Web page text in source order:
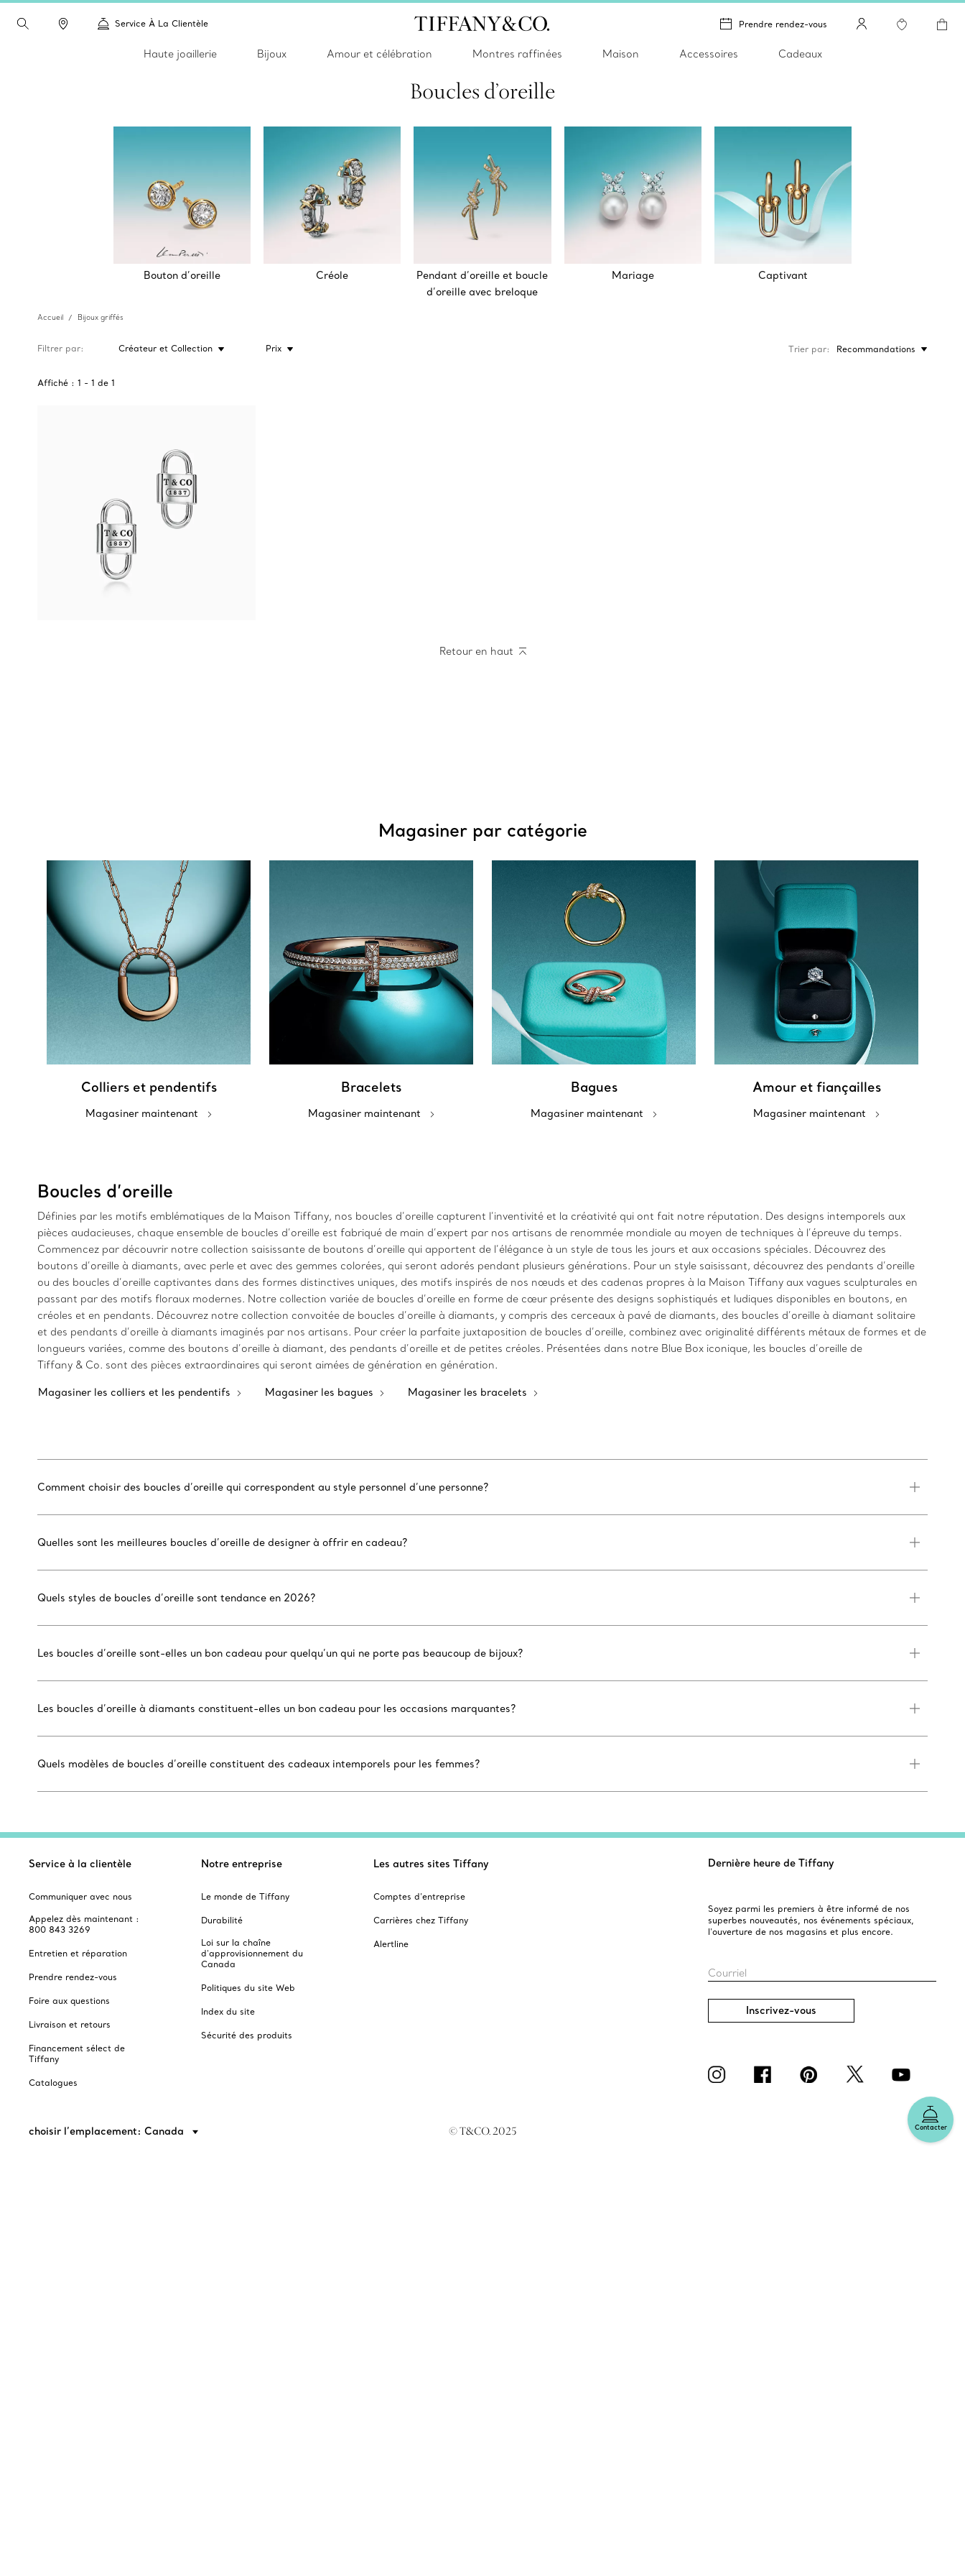
Service À La Clientèle Prendre rendez-vous
Haute joaillerie Bijoux Amour et célébration Montres raffinées Maison Accessoires Cadeaux
Boucles d’oreille
Bouton d’oreille Créole
Pendant d’oreille et boucle
d’oreille avec breloque
Mariage Captivant
Accueil Bijoux griffés
Filtrer par Créateur et Collection Prix
Affiché : 1 - 1 de 1
Trier par Recommandations
Retour en haut
Magasiner par catégorie
Colliers et pendentifs
Magasiner maintenant
Bracelets
Magasiner maintenant
Bagues
Magasiner maintenant
Amour et fiançailles
Magasiner maintenant
Boucles d’oreille
Définies par les motifs emblématiques de la Maison Tiffany, nos boucles d’oreille capturent l’inventivité et la créativité qui ont fait notre réputation. Des designs intemporels aux
pièces audacieuses, chaque ensemble de boucles d’oreille est fabriqué de main d’expert par nos artisans de renommée mondiale au moyen de techniques à l’épreuve du temps.
Commencez par découvrir notre collection saisissante de boutons d’oreille qui apportent de l’élégance à un style de tous les jours et aux occasions spéciales. Découvrez des
boutons d’oreille à diamants, avec perle et avec des gemmes colorées, qui seront adorés pendant plusieurs générations. Pour un style saisissant, découvrez des pendants d’oreille
ou des boucles d’oreille captivantes dans des formes distinctives uniques, des motifs inspirés de nos nœuds et des cadenas propres à la Maison Tiffany aux vagues sculpturales en
passant par des motifs floraux modernes. Notre collection variée de boucles d’oreille en forme de cœur présente des designs sophistiqués et ludiques disponibles en boutons, en
créoles et en pendants. Découvrez notre collection convoitée de boucles d’oreille à diamants, y compris des cerceaux à pavé de diamants, des boucles d’oreille à diamant solitaire
et des pendants d’oreille à diamants imaginés par nos artisans. Pour créer la parfaite juxtaposition de boucles d’oreille, combinez avec originalité différents métaux de formes et de
longueurs variées, comme des boutons d’oreille à diamant, des pendants d’oreille et de petites créoles. Présentées dans notre Blue Box iconique, les boucles d’oreille de
Tiffany & Co. sont des pièces extraordinaires qui seront aimées de génération en génération.
Magasiner les colliers et les pendentifs Magasiner les bagues Magasiner les bracelets
Comment choisir des boucles d’oreille qui correspondent au style personnel d’une personne?
Quelles sont les meilleures boucles d’oreille de designer à offrir en cadeau?
Quels styles de boucles d’oreille sont tendance en 2026?
Les boucles d’oreille sont-elles un bon cadeau pour quelqu’un qui ne porte pas beaucoup de bijoux?
Les boucles d’oreille à diamants constituent-elles un bon cadeau pour les occasions marquantes?
Quels modèles de boucles d’oreille constituent des cadeaux intemporels pour les femmes?
Contacter
Service à la clientèle
Communiquer avec nous
Appelez dès maintenant :
800 843 3269
Entretien et réparation
Prendre rendez-vous
Foire aux questions
Livraison et retours
Financement sélect de
Tiffany
Catalogues
Notre entreprise
Le monde de Tiffany
Durabilité
Loi sur la chaîne
d'approvisionnement du
Canada
Politiques du site Web
Index du site
Sécurité des produits
Les autres sites Tiffany
Comptes d’entreprise
Carrières chez Tiffany
Alertline
Dernière heure de Tiffany
Soyez parmi les premiers à être informé de nos
superbes nouveautés, nos événements spéciaux,
l’ouverture de nos magasins et plus encore.
Courriel
Inscrivez-vous
choisir l’emplacement: Canada © T&CO. 2025